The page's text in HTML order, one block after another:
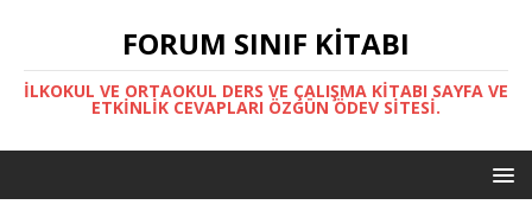
FORUM SINIF KITABI
İLKOKUL VE ORTAOKUL DERS VE ÇALIŞMA KITABI SAYFA VE
ETKINLIK CEVAPLARI ÖZGÜN ÖDEV SITESI.